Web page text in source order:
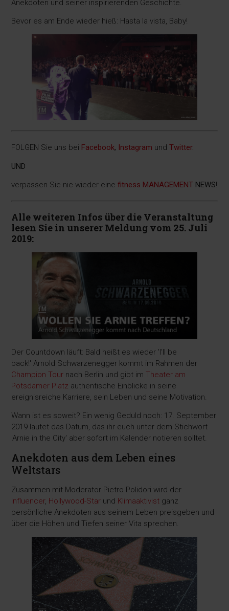
Anekdoten und seiner inspirierenden Geschichte.
Bevor es am Ende wieder hieß: Hasta la vista, Baby!
FOLGEN Sie uns bei Facebook, Instagram undTwitter.
UND
verpassen Sie nie wieder einefitness MANAGEMENT NEWS!
Alle weiteren Infos über die Veranstaltung
lesen Sie in unserer Meldung vom 25. Juli
2019:
Der Countdown läuft: Bald heißt es wieder 'I'll be
back!' Arnold Schwarzenegger kommt im Rahmen der
Champion Tour nach Berlin und gibt imTheater am
Potsdamer Platz authentische Einblicke in seine
ereignisreiche Karriere, sein Leben und seine Motivation.
Wann ist es soweit? Ein wenig Geduld noch: 17. September
2019 lautet das Datum, das ihr euch unter dem Stichwort
'Arnie in the City' aber sofort im Kalender notieren solltet.
Anekdoten aus dem Leben eines
Weltstars
Zusammen mit Moderator Pietro Polidori wird der
Influencer, Hollywood-Star und Klimaaktivist ganz
persönliche Anekdoten aus seinem Leben preisgeben und
über die Höhen und Tiefen seiner Vita sprechen.